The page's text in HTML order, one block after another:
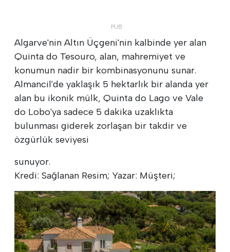
Algarve'nin Altın Üçgeni'nin kalbinde yer alan
Quinta do Tesouro, alan, mahremiyet ve
konumun nadir bir kombinasyonunu sunar.
Almancil'de yaklaşık 5 hektarlık bir alanda yer
alan bu ikonik mülk, Quinta do Lago ve Vale
do Lobo'ya sadece 5 dakika uzaklıkta
bulunması giderek zorlaşan bir takdir ve
özgürlük seviyesi
sunuyor.
Kredi: Sağlanan Resim; Yazar: Müşteri;